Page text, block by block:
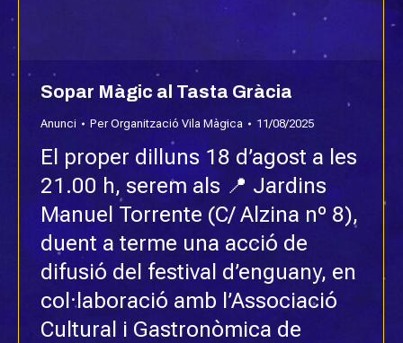
Sopar Màgic al Tasta Gràcia
Anunci PerOrganització Vila Màgica 11/08/2025
El proper dilluns 18 d’agost a les
21.00 h, serem als 📍 Jardins
Manuel Torrente (C/ Alzina nº 8),
duent a terme una acció de
difusió del festival d’enguany, en
col·laboració amb l’Associació
Cultural i Gastronòmica de